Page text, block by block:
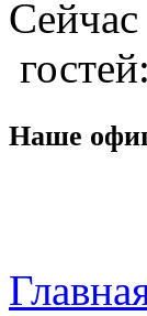
Сейчас
Наше